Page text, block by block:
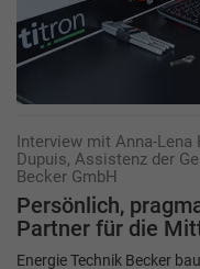
Interview mit Anna-
Dupuis, Assistenz der
Becker GmbH
Persönlich,
Partner für die
Energie Technik Becker